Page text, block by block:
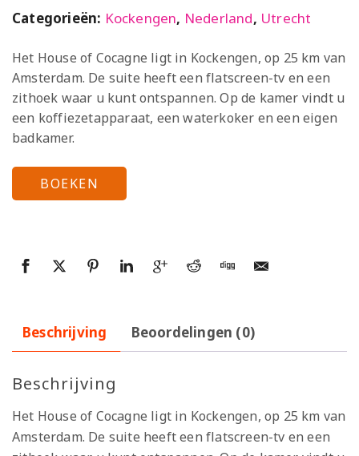
Categorieën: Kockengen, Nederland, Utrecht
Het House of Cocagne ligt in Kockengen, op 25 km van
Amsterdam. De suite heeft een flatscreen-tv en een
zithoek waar u kunt ontspannen. Op de kamer vindt u
een koffiezetapparaat, een waterkoker en een eigen
badkamer.
BOEKEN
Beschrijving Beoordelingen (0)
Beschrijving
Het House of Cocagne ligt in Kockengen, op 25 km van
Amsterdam. De suite heeft een flatscreen-tv en een